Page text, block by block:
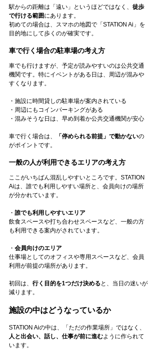
駅からの距離は「遠い」というほどではなく、 徒歩
で行ける範囲にあります。
初めての場合は、スマホの地図で「STATION Ai」を
目的地にして歩くのが確実です。
車で行く場合の駐車場の考え方
車でも行けますが、予定が読みやすいのは公共交通
機関です。特にイベントがある日は、周辺が混みや
すくなります。
・施設に時間貸しの駐車場が案内されている
・周辺にもコインパーキングがある
・混みそうな日は、早め到着か公共交通機関が安心
車で行く場合は、 「停められる前提」で動かないの
がポイントです。
一般の人が利用できるエリアの考え方
ここがいちばん混乱しやすいところです。STATION
Aiは、誰でも利用しやすい場所と、会員向けの場所
が分かれています。
・ 誰でも利用しやすいエリア
飲食スペースや打ち合わせスペースなど、一般の方
も利用できる案内がされています。
・ 会員向けのエリア
仕事場としてのオフィスや専用スペースなど、会員
利用が前提の場所があります。
初回は、 行く目的を1つだけ決める と、当日の迷いが
減ります。
施設の中はどうなっているか
STATION Aiの中は、「ただの作業場所」ではなく、
人と出会い、話し、仕事が前に進むように作られて
います。